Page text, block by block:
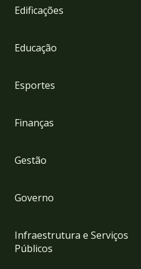
Edificações
Educação
Esportes
Finanças
Gestão
Governo
Infraestrutura e Serviços
Públicos